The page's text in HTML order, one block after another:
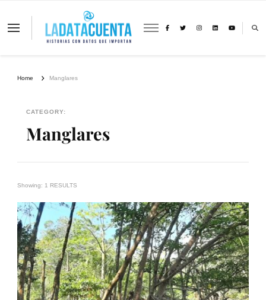
La Data Cuenta es una plataforma
Home Manglares
CATEGORY:
Manglares
Showing: 1 RESULTS